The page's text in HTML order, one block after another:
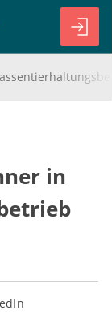
in